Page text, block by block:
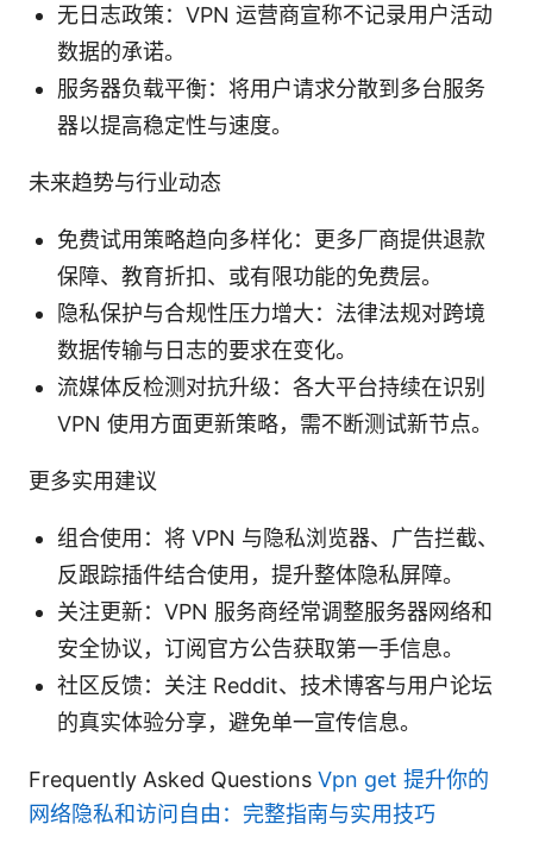
无日志政策：VPN 运营商宣称不记录用户活动
数据的承诺。
服务器负载平衡：将用户请求分散到多台服务
器以提高稳定性与速度。
未来趋势与行业动态
免费试用策略趋向多样化：更多厂商提供退款
保障、教育折扣、或有限功能的免费层。
隐私保护与合规性压力增大：法律法规对跨境
数据传输与日志的要求在变化。
流媒体反检测对抗升级：各大平台持续在识别
VPN 使用方面更新策略，需不断测试新节点。
更多实用建议
组合使用：将 VPN 与隐私浏览器、广告拦截、
反跟踪插件结合使用，提升整体隐私屏障。
关注更新：VPN 服务商经常调整服务器网络和
安全协议，订阅官方公告获取第一手信息。
社区反馈：关注 Reddit、技术博客与用户论坛
的真实体验分享，避免单一宣传信息。
Frequently Asked Questions Vpn get 提升你的
网络隐私和访问自由：完整指南与实用技巧